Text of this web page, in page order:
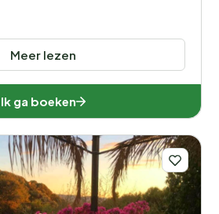
Meer lezen
Ik ga boeken